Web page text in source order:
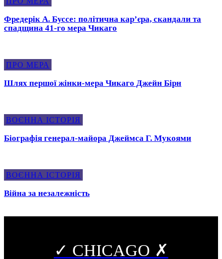
Фредерік А. Буссе: політична кар’єра, скандали та
спадщина 41-го мера Чикаго
ПРО МЕРА
Шлях першої жінки-мера Чикаго Джейн Бірн
ВОЄННА ІСТОРІЯ
Біографія генерал-майора Джеймса Г. Мукоями
ВОЄННА ІСТОРІЯ
Війна за незалежність
✓ CHICAGO ✗